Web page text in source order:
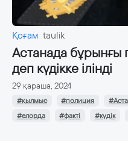
Қоғам taulik
Астанада бұрынғы
деп күдікке ілінді
29 қараша, 2024
#қылмыс #полиция
#елорда
#факті #күдік